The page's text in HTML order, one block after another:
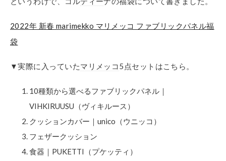
2022年 新春 marimekko マリメッコ ファブリックパネル福
袋
▼実際に入っていたマリメッコ 5点セットはこちら。
10種類から選べるファブリックパネル｜
VIHKIRUUSU（ヴィキルース）
クッションカバー｜unico（ウニッコ）
フェザークッション
食器｜PUKETTI（プケッティ）